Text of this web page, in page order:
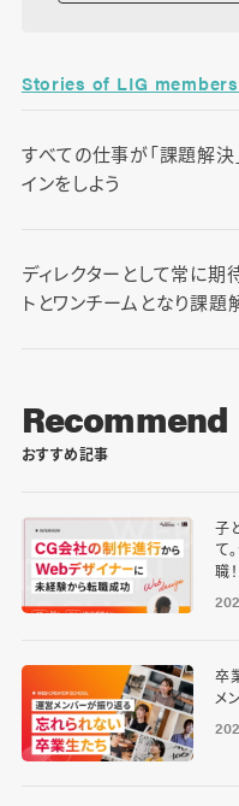
Stories of LIG
すべての仕事が「課題解決
インをしよう
ディレクターとして常に期
トとワンチームとなり課
Recommend
おすすめ記事
子
て
職！
卒
メ